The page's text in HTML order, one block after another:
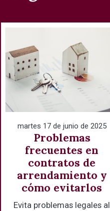
martes 17 de junio de 2025
Problemas
frecuentes en
contratos de
arrendamiento y
cómo evitarlos
Evita problemas legales al